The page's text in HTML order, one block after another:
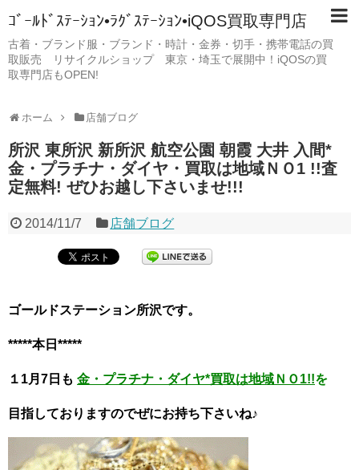
ｺﾞｰﾙﾄﾞｽﾃｰｼｮﾝ•ﾗｸﾞｽﾃｰｼｮﾝ•iQOS買取専門店
古着・ブランド服・ブランド・時計・金券・切手・携帯電話の買
取販売 リサイクルショップ 東京・埼玉で展開中！iQOSの買
取専門店もOPEN!
ホーム 店舗ブログ
所沢 東所沢 新所沢 航空公園 朝霞 大井 入間*
金・プラチナ・ダイヤ・買取は地域ＮＯ1 !!査
定無料! ぜひお越し下さいませ!!!
2014/11/7 店舗ブログ
ゴールドステーション所沢です。
*****本日*****
１1月7日も 金・プラチナ・ダイヤ*買取は地域ＮＯ1!!を
目指しておりますのでぜにお持ち下さいね♪